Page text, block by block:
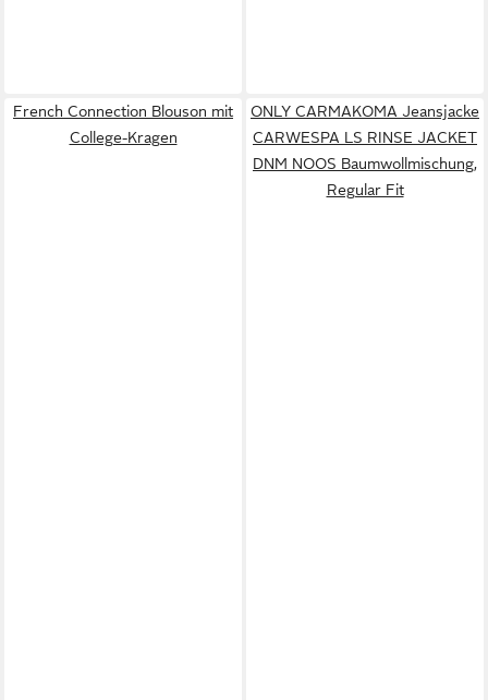
French Connection Blouson mit
College-Kragen
ONLY CARMAKOMA Jeansjacke
CARWESPA LS RINSE JACKET
DNM NOOS Baumwollmischung,
Regular Fit